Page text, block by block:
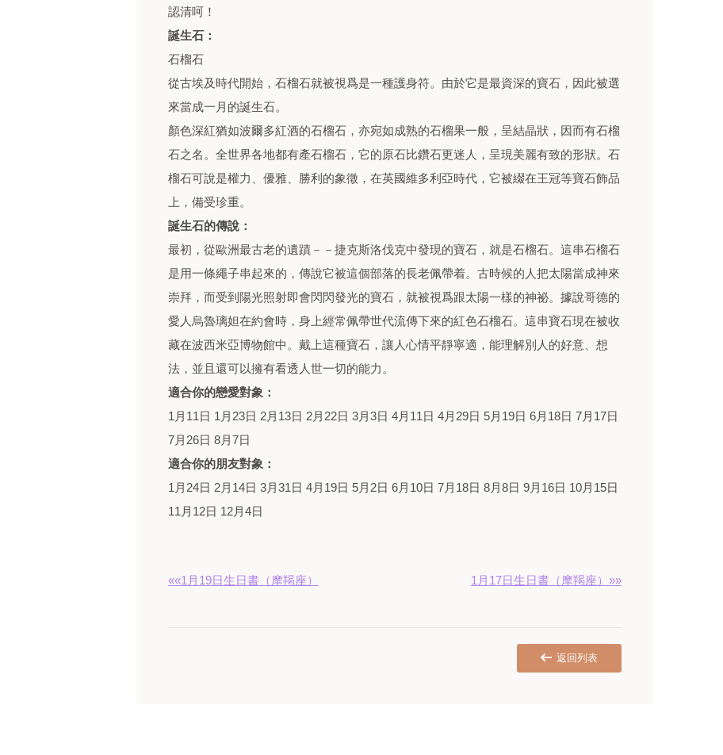
認清呵！
誕生石：
石榴石
從古埃及時代開始，石榴石就被視爲是一種護身符。由於它是最資深的寶石，因此被選
來當成一月的誕生石。
顏色深紅猶如波爾多紅酒的石榴石，亦宛如成熟的石榴果一般，呈結晶狀，因而有石榴
石之名。全世界各地都有產石榴石，它的原石比鑽石更迷人，呈現美麗有致的形狀。石
榴石可說是權力、優雅、勝利的象徵，在英國維多利亞時代，它被綴在王冠等寶石飾品
上，備受珍重。
誕生石的傳說：
最初，從歐洲最古老的遺蹟－－捷克斯洛伐克中發現的寶石，就是石榴石。這串石榴石
是用一條繩子串起來的，傳說它被這個部落的長老佩帶着。古時候的人把太陽當成神來
崇拜，而受到陽光照射即會閃閃發光的寶石，就被視爲跟太陽一樣的神祕。據說哥德的
愛人烏魯璃妲在約會時，身上經常佩帶世代流傳下來的紅色石榴石。這串寶石現在被收
藏在波西米亞博物館中。戴上這種寶石，讓人心情平靜寧適，能理解別人的好意、想
法，並且還可以擁有看透人世一切的能力。
適合你的戀愛對象：
1月11日 1月23日 2月13日 2月22日 3月3日 4月11日 4月29日 5月19日 6月18日 7月17日
7月26日 8月7日
適合你的朋友對象：
1月24日 2月14日 3月31日 4月19日 5月2日 6月10日 7月18日 8月8日 9月16日 10月15日
11月12日 12月4日
««1月19日生日書（摩羯座） 1月17日生日書（摩羯座）»»
返回列表